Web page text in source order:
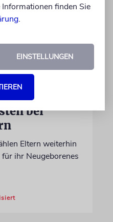
Vorname
bei
Eltern weiterhin
ihr Neugeborenes
finden Sie
.
EINSTELLUNGEN